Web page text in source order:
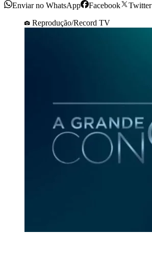
Enviar no WhatsApp Facebook
Twitter
Reprodução/Record TV